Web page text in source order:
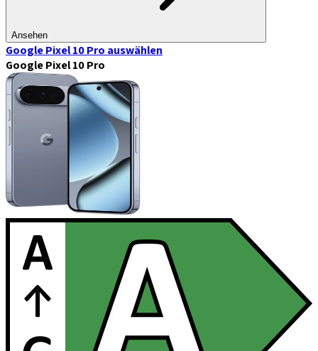
Ansehen
Google Pixel 10 Pro auswählen
Google Pixel 10 Pro